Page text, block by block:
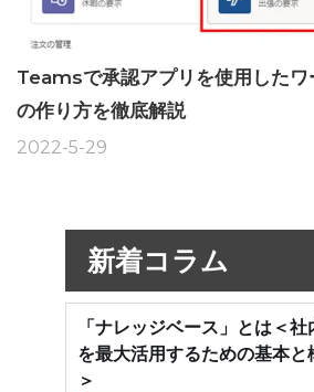
Teamsで承認アプリを使用したワ
の作り方を徹底解説
2022-5-29
新着コラム
「ナレッジベース」とは＜
を最大活用するための基本と
＞